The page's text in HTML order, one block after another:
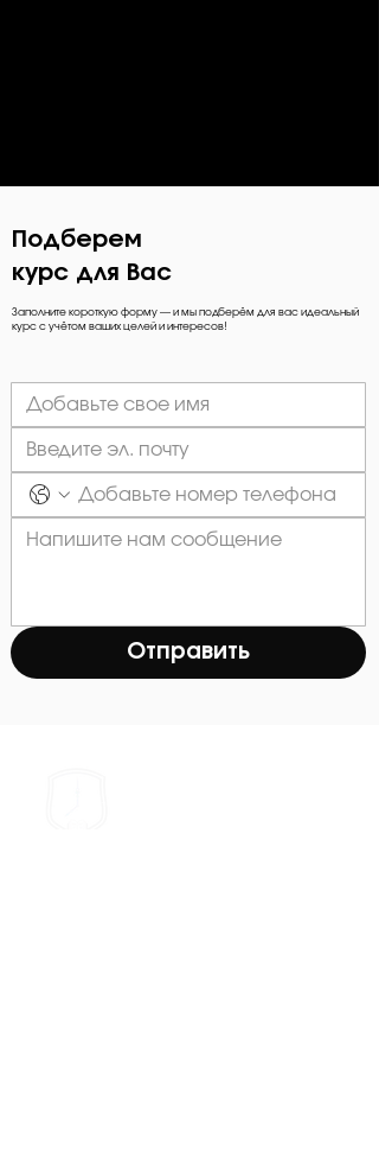
Подберем
курс для Вас
Заполните короткую форму — и мы подберём для вас идеальный
курс с учётом ваших целей и интересов!
Отправить